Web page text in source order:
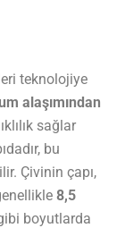
teknolojiye
alaşımından
sağlar
bu
Çivinin çapı,
8,5
boyutlarda